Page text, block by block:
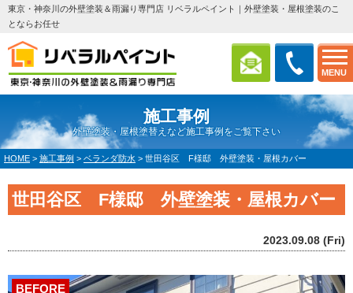
MENU
東京・神奈川の外壁塗装＆雨漏り専門店 リベラルペイント｜外壁塗装・屋根塗装のこ
とならお任せ
施工事例
外壁塗装・屋根塗替えなど施工事例をご覧下さい
HOME > 施工事例 > ベランダ防水 > 世田谷区 F様邸 外壁塗装・屋根カバー
世田谷区 F様邸 外壁塗装・屋根カバー
2023.09.08 (Fri)
BEFORE